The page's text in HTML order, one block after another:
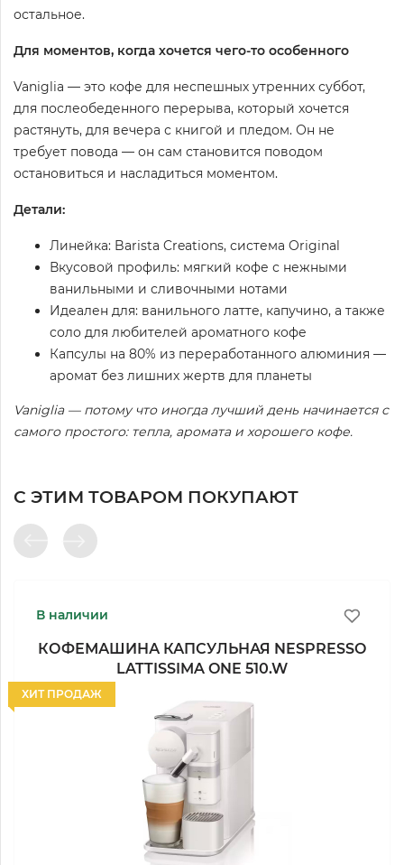
остальное.
Для моментов, когда хочется чего-то особенного
Vaniglia — это кофе для неспешных утренних суббот,
для послеобеденного перерыва, который хочется
растянуть, для вечера с книгой и пледом. Он не
требует повода — он сам становится поводом
остановиться и насладиться моментом.
Детали:
Линейка: Barista Creations, система Original
Вкусовой профиль: мягкий кофе с нежными
ванильными и сливочными нотами
Идеален для: ванильного латте, капучино, а также
соло для любителей ароматного кофе
Капсулы на 80% из переработанного алюминия —
аромат без лишних жертв для планеты
Vaniglia — потому что иногда лучший день начинается с
самого простого: тепла, аромата и хорошего кофе.
С ЭТИМ ТОВАРОМ ПОКУПАЮТ
В наличии
ХИТ ПРОДАЖ
КОФЕМАШИНА КАПСУЛЬНАЯ NESPRESSO
LATTISSIMA ONE 510.W